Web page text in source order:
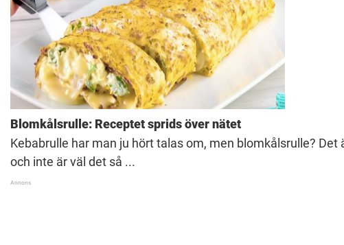
Blomkålsrulle: Receptet sprids över nätet
Kebabrulle har man ju hört talas om, men blomkålsrulle?
och inte är väl det så ...